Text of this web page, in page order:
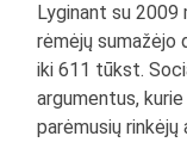
Lyginant su 2009
rėmėjų sumažėjo
iki 611 tūkst.
argumentus,
parėmusių rinkėjų